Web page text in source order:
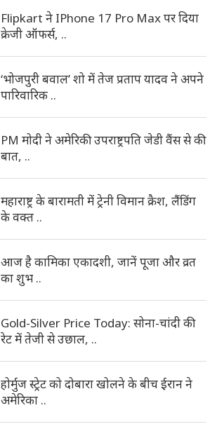
Flipkart ने IPhone 17 Pro Max पर दिया
क्रेजी ऑफर्स, ..
‘भोजपुरी बवाल’ शो में तेज प्रताप यादव ने अपने
पारिवारिक ..
PM मोदी ने अमेरिकी उपराष्ट्रपति जेडी वैंस से की
बात, ..
महाराष्ट्र के बारामती में ट्रेनी विमान क्रैश, लैंडिंग
के वक्त ..
आज है कामिका एकादशी, जानें पूजा और व्रत
का शुभ ..
Gold-Silver Price Today: सोना-चांदी की
रेट में तेजी से उछाल, ..
होर्मुज स्ट्रेट को दोबारा खोलने के बीच ईरान ने
अमेरिका ..